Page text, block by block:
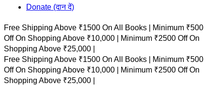
Donate (दान दें)
Free Shipping Above ₹1500 On All Books |
Minimum ₹500
Off On Shopping Above ₹10,000 |
Minimum ₹2500 Off On
Shopping Above ₹25,000 |
Free Shipping Above ₹1500 On All Books |
Minimum ₹500
Off On Shopping Above ₹10,000 |
Minimum ₹2500 Off On
Shopping Above ₹25,000 |